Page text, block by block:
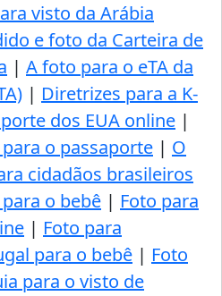
visto da Arábia
e foto da Carteira de
| A foto para o eTA da
| Diretrizes para a K-
dos EUA online |
o passaporte | O
cidadãos brasileiros
o bebê | Foto para
| Foto para
para o bebê | Foto
para o visto de